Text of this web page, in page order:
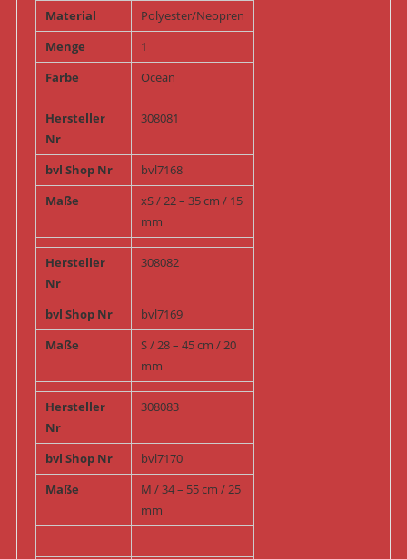
Material
Polyester/Neopren
Menge
1
Farbe
Ocean
Hersteller
Nr
308081
bvl Shop Nr
bvl7168
Maße
xS / 22 – 35 cm / 15
mm
Hersteller
Nr
308082
bvl Shop Nr
bvl7169
Maße
S / 28 – 45 cm / 20
mm
Hersteller
Nr
308083
bvl Shop Nr
bvl7170
Maße
M / 34 – 55 cm / 25
mm